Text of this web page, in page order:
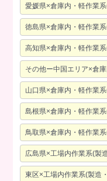
愛媛県×倉庫内・軽作業
徳島県×倉庫内・軽作業
高知県×倉庫内・軽作業
その他ー中国エリア×倉
山口県×倉庫内・軽作業
島根県×倉庫内・軽作業
鳥取県×倉庫内・軽作業
広島県×工場内作業系(製
東区×工場内作業系(製造